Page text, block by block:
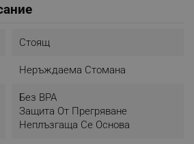
език
на храната
Стоящ
Неръждаема Стомана
Без BPA
Защита От Прегряване
Неплъзгаща Се Основа